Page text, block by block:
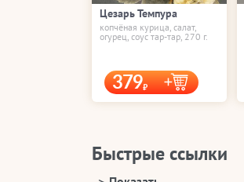
Цезарь Темпура
копчёная курица, салат,
огурец, соус тар-тар, 270 г.
379
Быстрые ссылки